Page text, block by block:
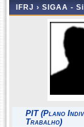
IFRJ › SIGAA -
PIT (Plano
Trabalho)